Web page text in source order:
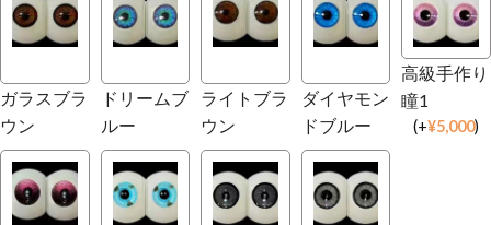
ガラスブラ
ウン
ドリームブ
ルー
ライトブラ
ウン
ダイヤモン
ドブルー
高級手作り
瞳1
(+¥5,000)